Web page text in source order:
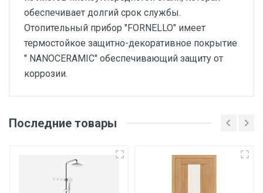
обеспечивает долгий срок службы.
Отопительный прибор "FORNELLO" имеет
термостойкое защитно-декоративное покрытие
" NANOCERAMIC" обеспечивающий защиту от
коррозии.
Основные
Последние товары